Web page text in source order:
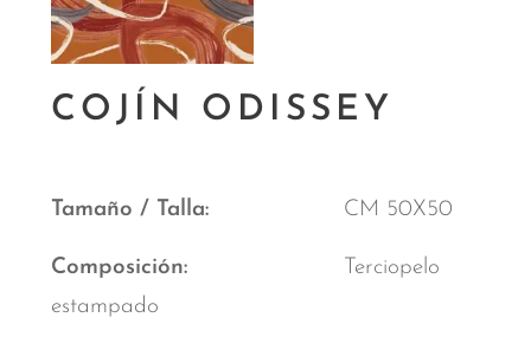
COJÍN ODISSEY
Tamaño / Talla CM 50X50
Composición
Terciopelo
estampado